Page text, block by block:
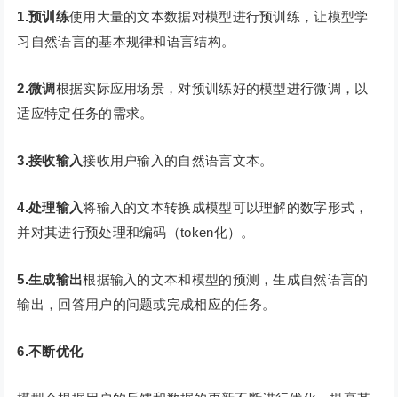
1.预训练使用大量的文本数据对模型进行预训练，让模型学
习自然语言的基本规律和语言结构。
2.微调根据实际应用场景，对预训练好的模型进行微调，以
适应特定任务的需求。
3.接收输入接收用户输入的自然语言文本。
4.处理输入将输入的文本转换成模型可以理解的数字形式，
并对其进行预处理和编码（token化）。
5.生成输出根据输入的文本和模型的预测，生成自然语言的
输出，回答用户的问题或完成相应的任务。
6.不断优化